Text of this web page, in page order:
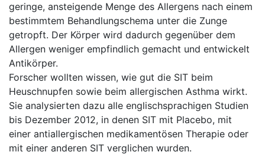
geringe, ansteigende Menge des Allergens nach einem
bestimmtem Behandlungschema unter die Zunge
getropft. Der Körper wird dadurch gegenüber dem
Allergen weniger empfindlich gemacht und entwickelt
Antikörper.
Forscher wollten wissen, wie gut die SIT beim
Heuschnupfen sowie beim allergischen Asthma wirkt.
Sie analysierten dazu alle englischsprachigen Studien
bis Dezember 2012, in denen SIT mit Placebo, mit
einer antiallergischen medikamentösen Therapie oder
mit einer anderen SIT verglichen wurden.